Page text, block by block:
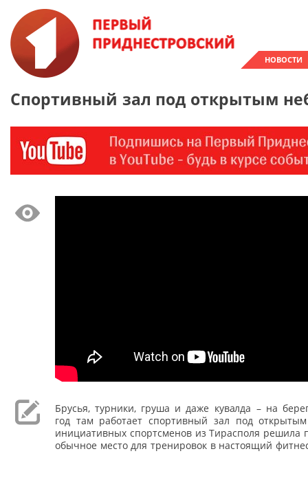
НОВОСТИ
Спортивный зал под открытым
Брусья, турники, груша и даже кувалда – на
год там работает спортивный зал под
инициативных спортсменов из Тирасполя решила
обычное место для тренировок в настоящий